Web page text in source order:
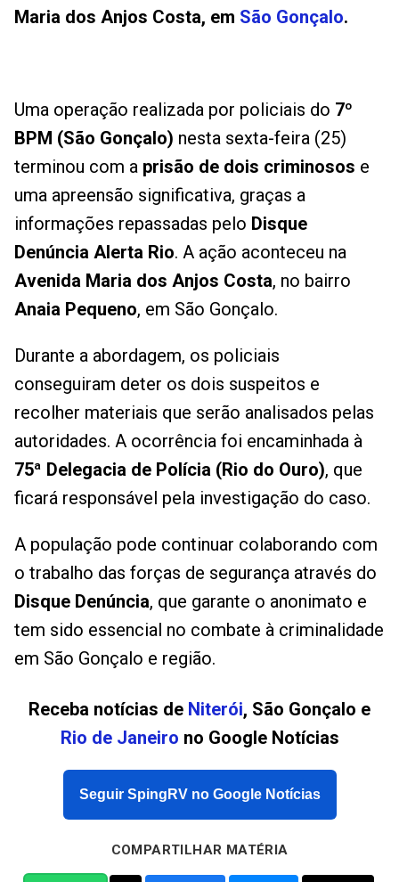
Maria dos Anjos Costa, em São Gonçalo.
Uma operação realizada por policiais do 7º
BPM (São Gonçalo) nesta sexta-feira (25)
terminou com a prisão de dois criminosos e
uma apreensão significativa, graças a
informações repassadas pelo Disque
Denúncia Alerta Rio. A ação aconteceu na
Avenida Maria dos Anjos Costa, no bairro
Anaia Pequeno, em São Gonçalo.
Durante a abordagem, os policiais
conseguiram deter os dois suspeitos e
recolher materiais que serão analisados pelas
autoridades. A ocorrência foi encaminhada à
75ª Delegacia de Polícia (Rio do Ouro), que
ficará responsável pela investigação do caso.
A população pode continuar colaborando com
o trabalho das forças de segurança através do
Disque Denúncia, que garante o anonimato e
tem sido essencial no combate à criminalidade
em São Gonçalo e região.
Receba notícias de Niterói, São Gonçalo e
Rio de Janeiro no Google Notícias
Seguir SpingRV no Google Notícias
COMPARTILHAR MATÉRIA